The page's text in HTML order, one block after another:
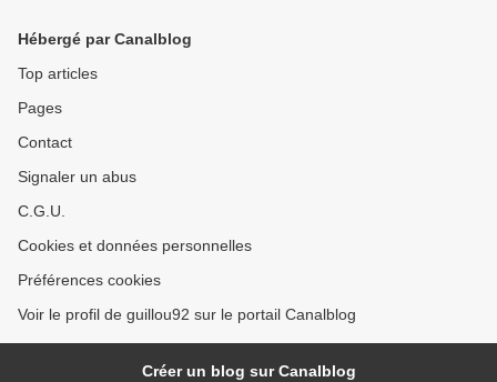
Hébergé par Canalblog
Top articles
Pages
Contact
Signaler un abus
C.G.U.
Cookies et données personnelles
Préférences cookies
Voir le profil de guillou92 sur le portail Canalblog
Créer un blog sur Canalblog